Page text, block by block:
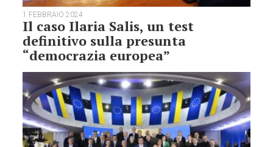
1 FEBBRAIO 2024
Il caso Ilaria Salis, un test
definitivo sulla presunta
“democrazia europea”